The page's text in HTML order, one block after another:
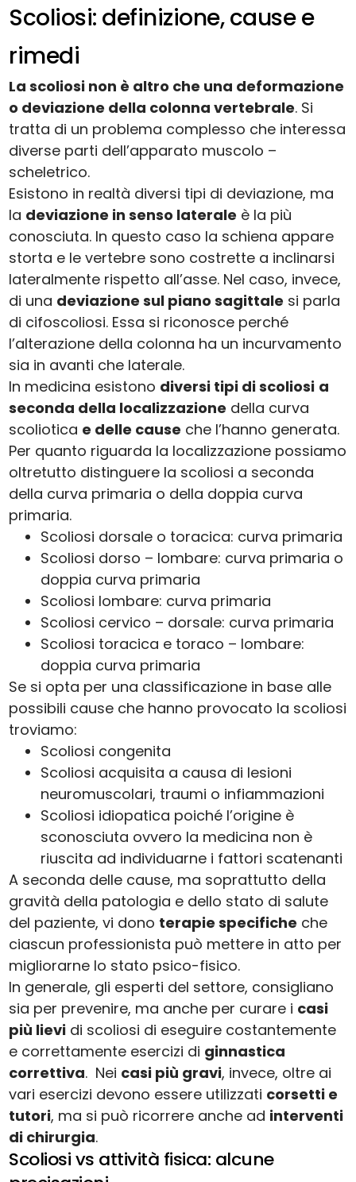
Scoliosi: definizione, cause e
rimedi
La scoliosi non è altro che una deformazione
o deviazione della colonna vertebrale. Si
tratta di un problema complesso che interessa
diverse parti dell’apparato muscolo –
scheletrico.
Esistono in realtà diversi tipi di deviazione, ma
la deviazione in senso laterale è la più
conosciuta. In questo caso la schiena appare
storta e le vertebre sono costrette a inclinarsi
lateralmente rispetto all’asse. Nel caso, invece,
di una deviazione sul piano sagittale si parla
di cifoscoliosi. Essa si riconosce perché
l’alterazione della colonna ha un incurvamento
sia in avanti che laterale.
In medicina esistono diversi tipi di scoliosi a
seconda della localizzazione della curva
scoliotica e delle cause che l’hanno generata.
Per quanto riguarda la localizzazione possiamo
oltretutto distinguere la scoliosi a seconda
della curva primaria o della doppia curva
primaria.
Scoliosi dorsale o toracica: curva primaria
Scoliosi dorso – lombare: curva primaria o
doppia curva primaria
Scoliosi lombare: curva primaria
Scoliosi cervico – dorsale: curva primaria
Scoliosi toracica e toraco – lombare:
doppia curva primaria
Se si opta per una classificazione in base alle
possibili cause che hanno provocato la scoliosi
troviamo:
Scoliosi congenita
Scoliosi acquisita a causa di lesioni
neuromuscolari, traumi o infiammazioni
Scoliosi idiopatica poiché l’origine è
sconosciuta ovvero la medicina non è
riuscita ad individuarne i fattori scatenanti
A seconda delle cause, ma soprattutto della
gravità della patologia e dello stato di salute
del paziente, vi dono terapie specifiche che
ciascun professionista può mettere in atto per
migliorarne lo stato psico-fisico.
In generale, gli esperti del settore, consigliano
sia per prevenire, ma anche per curare i casi
più lievi di scoliosi di eseguire costantemente
e correttamente esercizi di ginnastica
correttiva. Nei casi più gravi, invece, oltre ai
vari esercizi devono essere utilizzati corsetti e
tutori, ma si può ricorrere anche ad interventi
di chirurgia.
Scoliosi vs attività fisica: alcune